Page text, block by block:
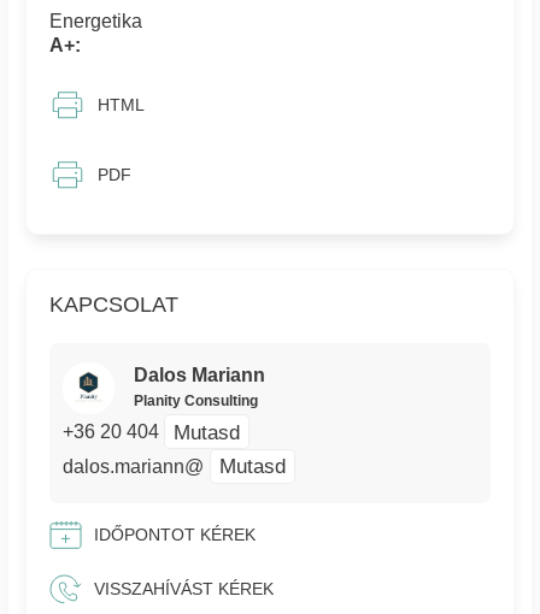
KAPCSOLAT
Dalos Mariann
Planity Consulting
+36 20 404 Mutasd
dalos.mariann@ Mutasd
IDŐPONTOT KÉREK
VISSZAHÍVÁST KÉREK
Energetika
A+:
HTML
PDF